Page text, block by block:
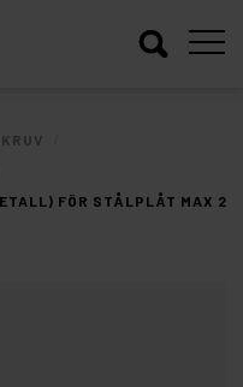
FÖR STÅLPLÅT MAX 2